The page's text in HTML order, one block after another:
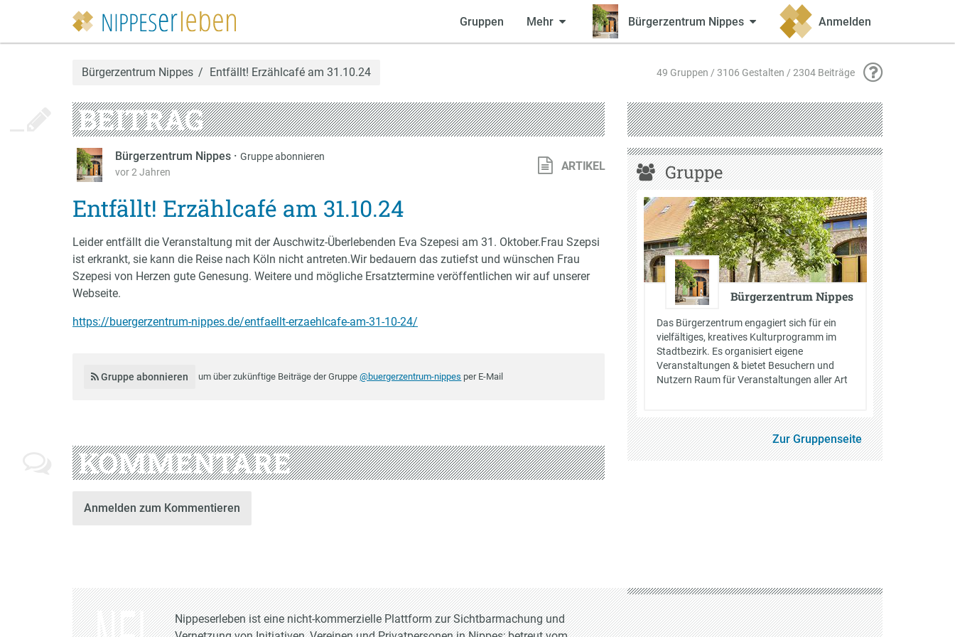
Gruppen Mehr Bürgerzentrum Nippes Anmelden
Bürgerzentrum Nippes Entfällt! Erzählcafé am 31.10.24 49 Gruppen / 3106 Gestalten / 2304 Beiträge
BEITRAG
Bürgerzentrum Nippes · Gruppe abonnieren
vor 2 Jahren
ARTIKEL
Entfällt! Erzählcafé am 31.10.24
Leider entfällt die Veranstaltung mit der Auschwitz-Überlebenden Eva Szepesi am 31. Oktober.Frau Szepsi
ist erkrankt, sie kann die Reise nach Köln nicht antreten.Wir bedauern das zutiefst und wünschen Frau
Szepesi von Herzen gute Genesung. Weitere und mögliche Ersatztermine veröffentlichen wir auf unserer
Webseite.
https://buergerzentrum-nippes.de/entfaellt-erzaehlcafe-am-31-10-24/
Gruppe abonnieren um über zukünftige Beiträge der Gruppe@buergerzentrum-nippes per E-Mail
KOMMENTARE
Anmelden zum Kommentieren
Gruppe
Bürgerzentrum Nippes
Das Bürgerzentrum engagiert sich für ein
vielfältiges, kreatives Kulturprogramm im
Stadtbezirk. Es organisiert eigene
Veranstaltungen & bietet Besuchern und
Nutzern Raum für Veranstaltungen aller Art
Zur Gruppenseite
Nippeserleben ist eine nicht-kommerzielle Plattform zur Sichtbarmachung und